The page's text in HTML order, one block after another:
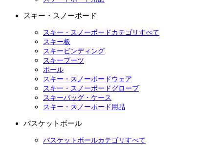
スキー・スノーボード
スキー・スノーボードカテゴリすべて
スキー板
スキービンディング
スキーブーツ
ポール
スキー・スノーボードウェア
スキー・スノーボードグローブ
スキーバッグ・ケース
スキー・スノーボード用品
バスケットボール
バスケットボールカテゴリすべて